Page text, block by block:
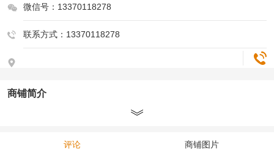
微信号：13370118278
联系方式：13370118278
商铺简介
评论 商铺图片